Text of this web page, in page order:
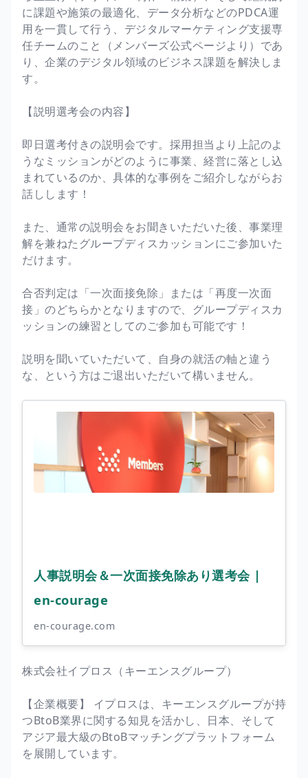
に課題や施策の最適化、データ分析などのPDCA運
用を一貫して行う、デジタルマーケティング支援専
任チームのこと（メンバーズ公式ページより）であ
り、企業のデジタル領域のビジネス課題を解決しま
す。
【説明選考会の内容】
即日選考付きの説明会です。採用担当より上記のよ
うなミッションがどのように事業、経営に落とし込
まれているのか、具体的な事例をご紹介しながらお
話しします！
また、通常の説明会をお聞きいただいた後、事業理
解を兼ねたグループディスカッションにご参加いた
だけます。
合否判定は「一次面接免除」または「再度一次面
接」のどちらかとなりますので、グループディスカ
ッションの練習としてのご参加も可能です！
説明を聞いていただいて、自身の就活の軸と違う
な、という方はご退出いただいて構いません。
人事説明会＆一次面接免除あり選考会 |
en-courage
en-courage.com
株式会社イプロス（キーエンスグループ）
【企業概要】 イプロスは、キーエンスグループが持
つBtoB業界に関する知見を活かし、日本、そして
アジア最大級のBtoBマッチングプラットフォーム
を展開しています。